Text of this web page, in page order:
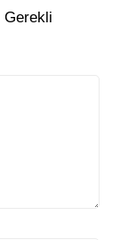
Gerekli